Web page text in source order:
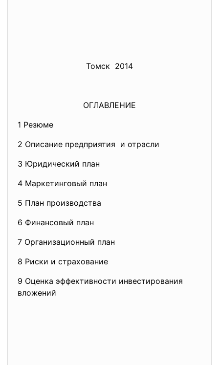
Томск 2014
ОГЛАВЛЕНИЕ
1 Резюме
2 Описание предприятия и отрасли
3 Юридический план
4 Маркетинговый план
5 План производства
6 Финансовый план
7 Организационный план
8 Риски и страхование
9 Оценка эффективности инвестирования
вложений